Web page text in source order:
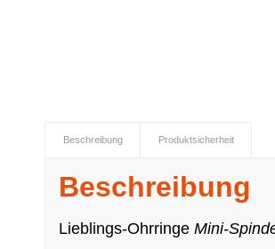
Beschreibung Produktsicherheit
Beschreibung
Lieblings-Ohrringe Mini-